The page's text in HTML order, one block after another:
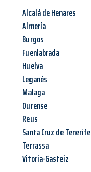
Alcalá de Henares
Almería
Burgos
Fuenlabrada
Huelva
Leganés
Malaga
Ourense
Reus
Santa Cruz de Tenerife
Terrassa
Vitoria-Gasteiz